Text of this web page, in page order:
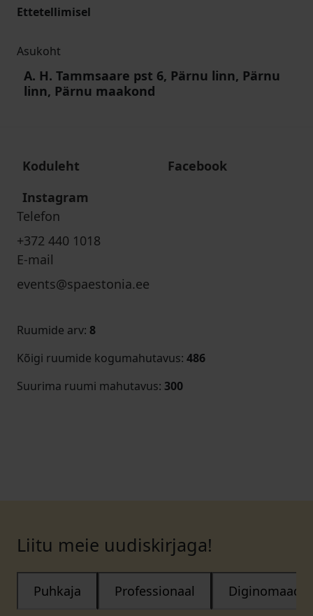
Ettetellimisel
Asukoht
A. H. Tammsaare pst 6, Pärnu linn, Pärnu
linn, Pärnu maakond
Koduleht
Facebook
Instagram
Telefon
+372 440 1018
E-mail
events@spaestonia.ee
Ruumide arv: 8
Kõigi ruumide kogumahutavus: 486
Suurima ruumi mahutavus: 300
Liitu meie uudiskirjaga!
Puhkaja Professionaal Diginomaad